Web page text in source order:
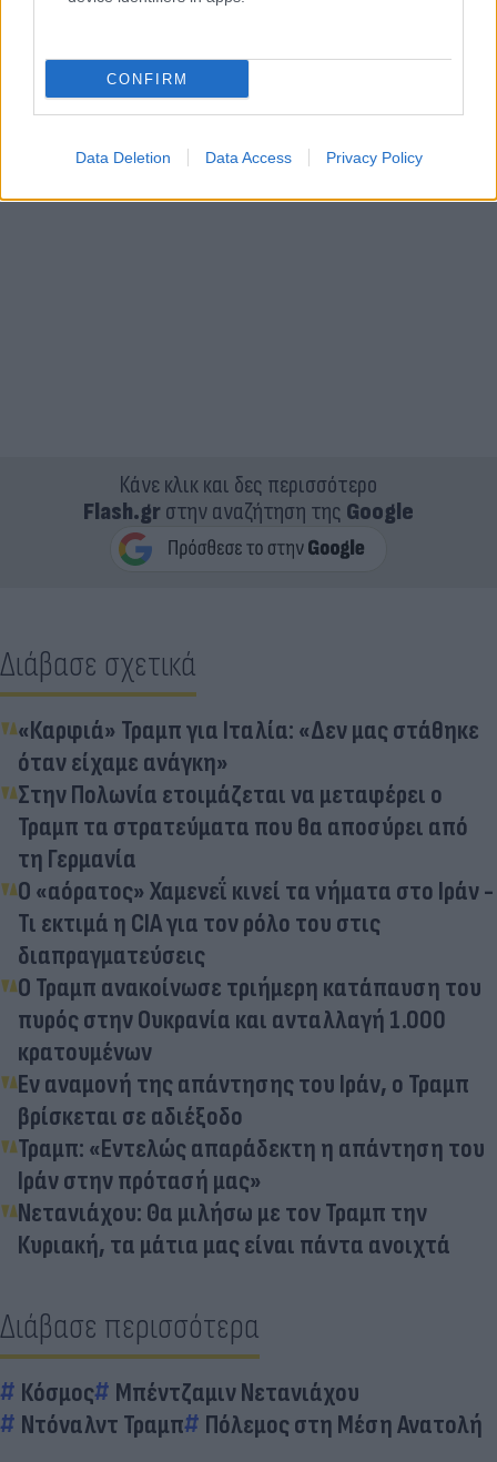
CONFIRM
Data Deletion Data Access Privacy Policy
Κάνε κλικ και δες περισσότερο
Flash.grστην αναζήτηση της Google
Διάβασε σχετικά
«Καρφιά» Τραμπ για Ιταλία: «Δεν μας στάθηκε
όταν είχαμε ανάγκη»
Στην Πολωνία ετοιμάζεται να μεταφέρει ο
Τραμπ τα στρατεύματα που θα αποσύρει από
τη Γερμανία
Ο «αόρατος» Χαμενεΐ κινεί τα νήματα στο Ιράν -
Τι εκτιμά η CIA για τον ρόλο του στις
διαπραγματεύσεις
Ο Τραμπ ανακοίνωσε τριήμερη κατάπαυση του
πυρός στην Ουκρανία και ανταλλαγή 1.000
κρατουμένων
Εν αναμονή της απάντησης του Ιράν, ο Τραμπ
βρίσκεται σε αδιέξοδο
Τραμπ: «Εντελώς απαράδεκτη η απάντηση του
Ιράν στην πρότασή μας»
Νετανιάχου: Θα μιλήσω με τον Τραμπ την
Κυριακή, τα μάτια μας είναι πάντα ανοιχτά
Διάβασε περισσότερα
Κόσμος
Μπέντζαμιν Νετανιάχου
Ντόναλντ Τραμπ
Πόλεμος στη Μέση Ανατολή